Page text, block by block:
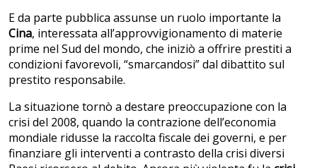
E da parte pubblica assunse un ruolo importante la
Cina, interessata all’approvvigionamento di materie
prime nel Sud del mondo, che iniziò a offrire prestiti a
condizioni favorevoli, “smarcandosi” dal dibattito sul
prestito responsabile.
La situazione tornò a destare preoccupazione con la
crisi del 2008, quando la contrazione dell’economia
mondiale ridusse la raccolta fiscale dei governi, e per
finanziare gli interventi a contrasto della crisi diversi